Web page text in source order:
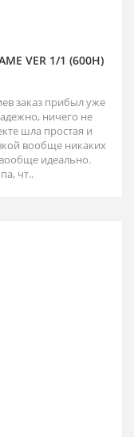
VER 1/1 (600H)
заказ прибыл уже
ничего не
шла простая и
вообще никаких
идеально.
чт..